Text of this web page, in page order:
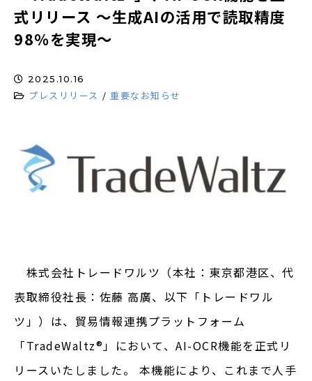
式リリース ～生成AIの活用で読取精度
98%を実現～
2025.10.16
プレスリリース 重要なお知らせ
株式会社トレードワルツ（本社：東京都港区、代
表取締役社長：佐藤 高廣、以下「トレードワル
ツ」）は、貿易情報連携プラットフォーム
「TradeWaltz®︎」において、AI-OCR機能を正式リ
リースいたしました。 本機能により、これまで人手